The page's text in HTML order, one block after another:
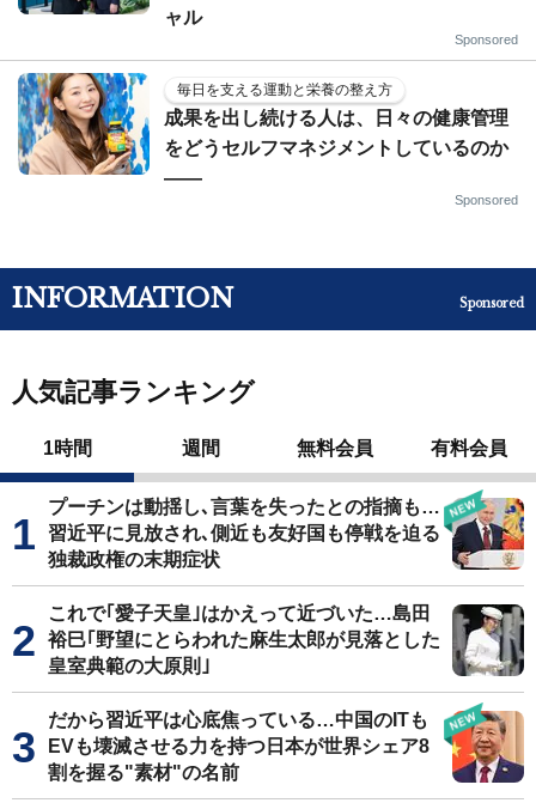
ャル
Sponsored
毎日を支える運動と栄養の整え方
成果を出し続ける人は、日々の健康管理
をどうセルフマネジメントしているのか
——
Sponsored
INFORMATION Sponsored
人気記事ランキング
1時間 週間 無料会員 有料会員
プーチンは動揺し､言葉を失ったとの指摘も…
習近平に見放され､側近も友好国も停戦を迫る
独裁政権の末期症状
これで｢愛子天皇｣はかえって近づいた…島田
裕巳｢野望にとらわれた麻生太郎が見落とした
皇室典範の大原則｣
だから習近平は心底焦っている…中国のITも
EVも壊滅させる力を持つ日本が世界シェア8
割を握る"素材"の名前